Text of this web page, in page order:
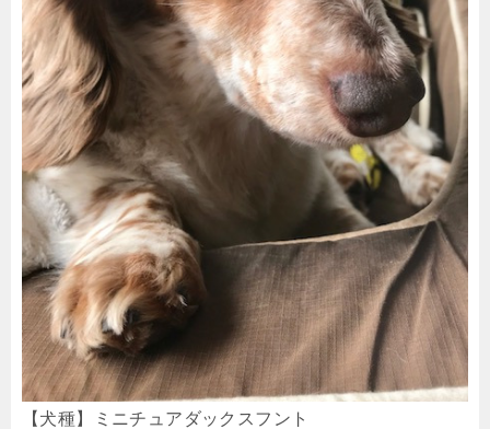
【犬種】ミニチュアダックスフント